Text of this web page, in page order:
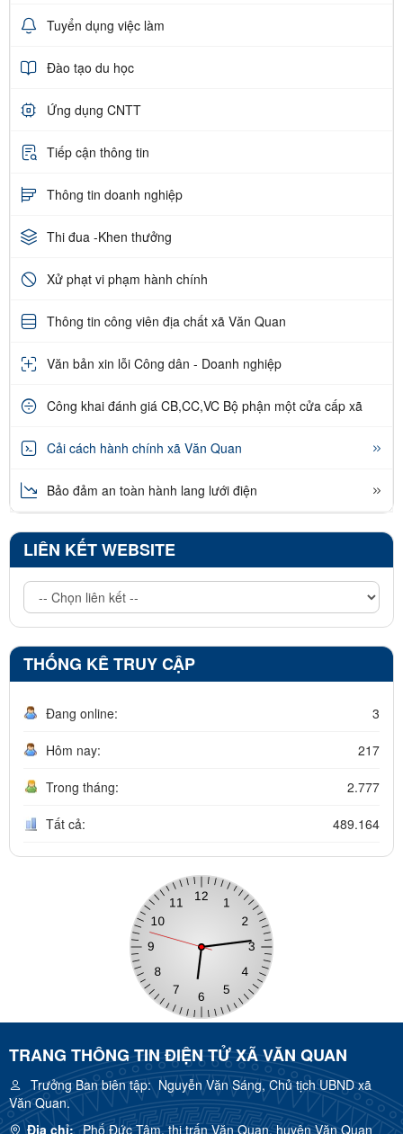
Tuyển dụng việc làm
Đào tạo du học
Ứng dụng CNTT
Tiếp cận thông tin
Thông tin doanh nghiệp
Thi đua -Khen thưởng
Xử phạt vi phạm hành chính
Thông tin công viên địa chất xã Văn Quan
Văn bản xin lỗi Công dân - Doanh nghiệp
Công khai đánh giá CB,CC,VC Bộ phận một cửa cấp xã
Cải cách hành chính xã Văn Quan
Bảo đảm an toàn hành lang lưới điện
LIÊN KẾT WEBSITE
THỐNG KÊ TRUY CẬP
Đang online: 3
Hôm nay: 217
Trong tháng: 2.777
Tất cả: 489.164
TRANG THÔNG TIN ĐIỆN TỬ XÃ VĂN QUAN
Trưởng Ban biên tập:Nguyễn Văn Sáng, Chủ tịch UBND xã
Văn Quan.
Địa chỉ: Phố Đức Tâm, thị trấn Văn Quan, huyện Văn Quan